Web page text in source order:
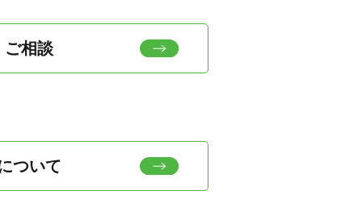
ご相談
ついて